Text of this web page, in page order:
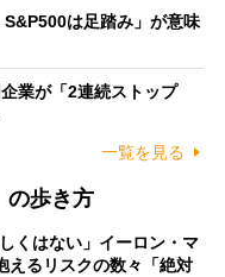
S&P500は足踏み」が意味
業が「2連続ストップ
一覧を見る
の歩き方
くはない」イーロン・マ
えるリスクの数々「絶対